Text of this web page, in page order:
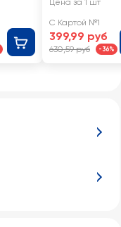
нерафиниро
ванное
Цена за 1 шт
С Картой №1
399,99 руб
630,59 руб -36%